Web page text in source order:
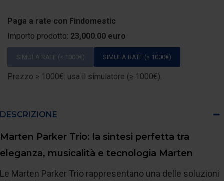
Paga a rate con Findomestic
Importo prodotto: 23,000.00 euro
SIMULA RATE (< 1000€) SIMULA RATE (≥ 1000€)
Prezzo ≥ 1000€: usa il simulatore (≥ 1000€).
DESCRIZIONE
Marten Parker Trio: la sintesi perfetta tra
eleganza, musicalità e tecnologia Marten
Le Marten Parker Trio rappresentano una delle soluzioni